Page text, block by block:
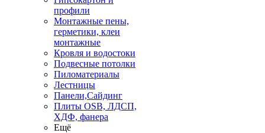
профили
Монтажные пены,
герметики, клеи
монтажные
Кровля и водостоки
Подвесные потолки
Пиломатериалы
Лестницы
Панели,Сайдинг
Плиты OSB, ЛДСП,
ХДФ, фанера
Ещё